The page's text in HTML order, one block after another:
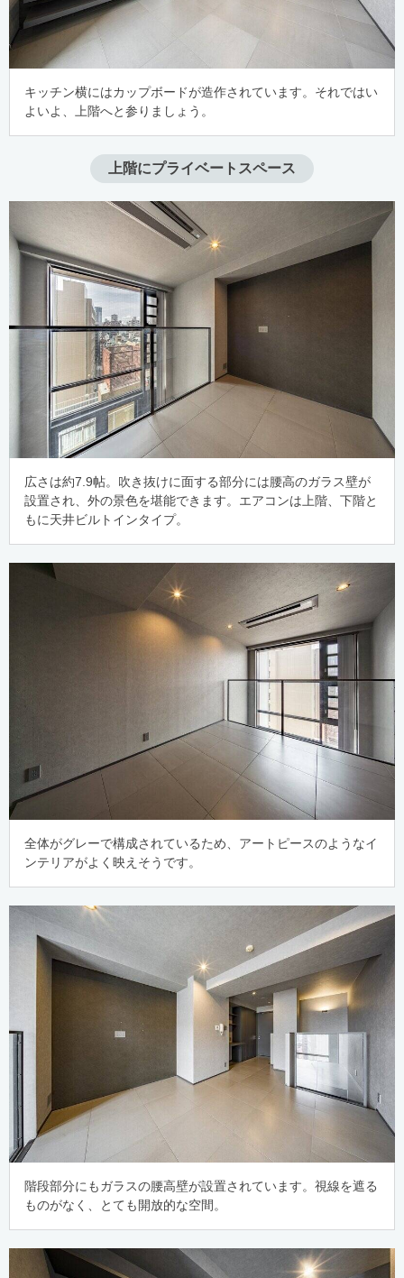
キッチン横にはカップボードが造作されています。それではい
よいよ、上階へと参りましょう。
上階にプライベートスペース
広さは約7.9帖。吹き抜けに面する部分には腰高のガラス壁が
設置され、外の景色を堪能できます。エアコンは上階、下階と
もに天井ビルトインタイプ。
全体がグレーで構成されているため、アートピースのようなイ
ンテリアがよく映えそうです。
階段部分にもガラスの腰高壁が設置されています。視線を遮る
ものがなく、とても開放的な空間。